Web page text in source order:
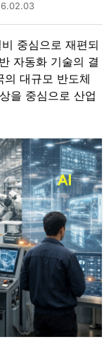
중심으로 재편되
자동화 기술의 결
대규모 반도체
을 중심으로 산업